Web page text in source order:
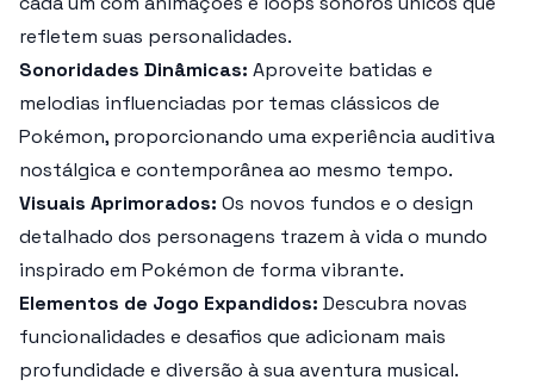
refletem suas personalidades.
Sonoridades Dinâmicas: Aproveite batidas e
melodias influenciadas por temas clássicos de
Pokémon, proporcionando uma experiência auditiva
nostálgica e contemporânea ao mesmo tempo.
Visuais Aprimorados: Os novos fundos e o design
detalhado dos personagens trazem à vida o mundo
inspirado em Pokémon de forma vibrante.
Elementos de Jogo Expandidos: Descubra novas
funcionalidades e desafios que adicionam mais
profundidade e diversão à sua aventura musical.